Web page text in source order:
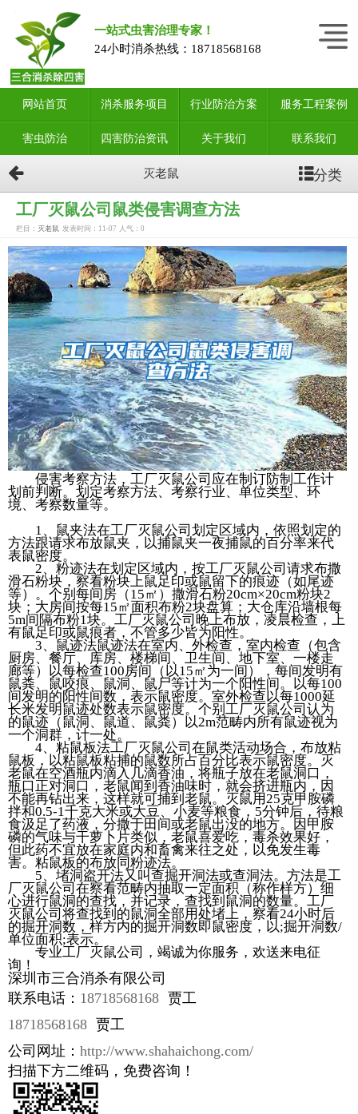
一站式虫害治理专家！
24小时消杀热线： 18718568168
网站首页 消杀服务项目 行业防治方案 服务工程案例
害虫防治 四害防治资讯 关于我们 联系我们
灭老鼠 分类
工厂灭鼠公司鼠类侵害调查方法
栏目： 灭老鼠 发表时间：11-07 人气： 0
侵害考察方法，工厂灭鼠公司应在制订防制工作计
划前判断。划定考察方法、考察行业、单位类型、环
境、考察数量等。
1、鼠夹法在工厂灭鼠公司划定区域内，依照划定的
方法跟请求布放鼠夹，以捕鼠夹一夜捕鼠的百分率来代
表鼠密度。
2、粉迹法在划定区域内，按工厂灭鼠公司请求布撒
滑石粉块，察看粉块上鼠足印或鼠留下的痕迹（如尾迹
等）。个别每间房（15㎡）撒滑石粉20cm×20cm粉块2
块；大房间按每15㎡面积布粉2块盘算；大仓库沿墙根每
5m间隔布粉1块。工厂灭鼠公司晚上布放，凌晨检查，上
有鼠足印或鼠痕者，不管多少皆为阳性。
3、鼠迹法鼠迹法在室内、外检查，室内检查（包含
厨房、餐厅、库房、楼梯间、卫生间、地下室、一楼走
廊等）以每检查100房间（以15㎡为一间），每间发明有
鼠粪、鼠咬痕、鼠洞、鼠尸等计为一个阳性间。以每100
间发明的阳性间数，表示鼠密度。室外检查以每1000延
长米发明鼠迹处数表示鼠密度。个别工厂灭鼠公司认为
的鼠迹（鼠洞、鼠道、鼠粪）以2m范畴内所有鼠迹视为
一个洞群，计一处。
4、粘鼠板法工厂灭鼠公司在鼠类活动场合，布放粘
鼠板，以粘鼠板粘捕的鼠数所占百分比表示鼠密度。灭
老鼠在空酒瓶内滴入几滴香油，将瓶子放在老鼠洞口，
瓶口正对洞口，老鼠闻到香油味时，就会挤进瓶内，因
不能再钻出来，这样就可捕到老鼠。灭鼠用25克甲胺磷
拌和0.5-1千克大米或大豆、小麦等粮食，5分钟后，待粮
食汲足了药液，分撒于田间或老鼠出没的地方。因甲胺
磷的气味与干萝卜片类似，老鼠喜爱吃，毒杀效果好，
但此药不宜放在家庭内和畜禽来往之处，以免发生毒
害。粘鼠板的布放同粉迹法。
5、堵洞盗开法又叫查掘开洞法或查洞法。方法是工
厂灭鼠公司在察看范畴内抽取一定面积（称作样方）细
心进行鼠洞的查找，并记录，查找到鼠洞的数量。工厂
灭鼠公司将查找到的鼠洞全部用处堵上，察看24小时后
的掘开洞数，样方内的掘开洞数即鼠密度，以;掘开洞数/
单位面积;表示。
专业工厂灭鼠公司，竭诚为你服务，欢送来电征
询！
深圳市三合消杀有限公司
联系电话： 18718568168 贾工
18718568168 贾工
公司网址： http://www.shahaichong.com/
扫描下方二维码，免费咨询！